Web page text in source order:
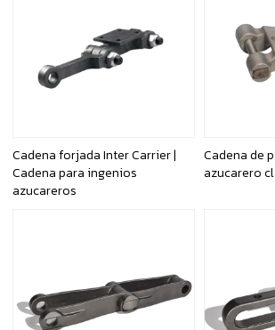
Cadena forjada Inter Carrier |
Cadena para ingenios
azucareros
Cadena de
azucarero